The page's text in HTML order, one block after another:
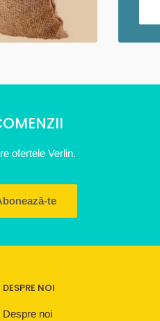
ofertele Verlin.
te
DESPRE NOI
Despre noi